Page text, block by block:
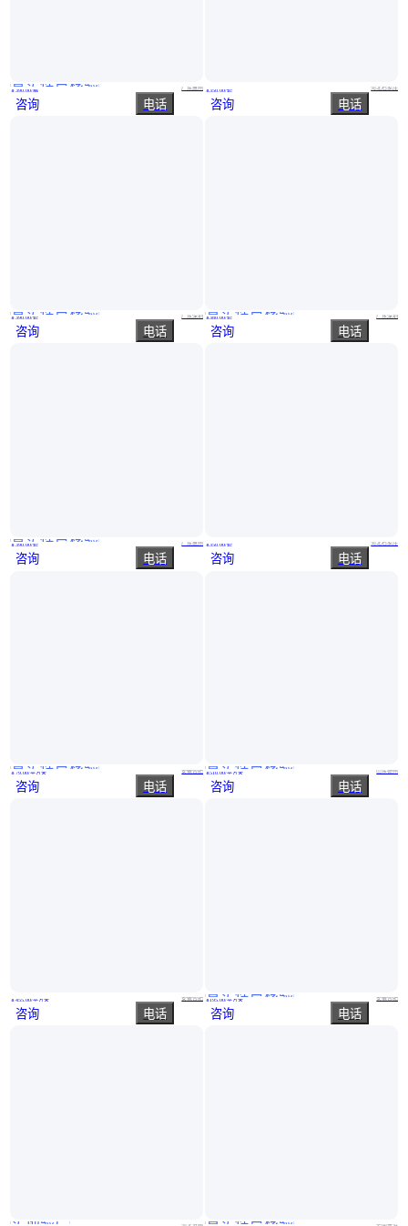
庄仕美创门业 定做 出租房公寓简约碳晶生态木门
真实性已核验
￥ 390.00/扇 广东惠州
咨询 电话
零度简约碳晶板科技木门 住宅 |室内门 静音无醛 庄仕美创门业
真实性已核验
￥ 390.00/套 广东深圳
咨询 电话
庄仕美日门业 定做 饭厅茶馆室内防盗美学碳晶科技木门
真实性已核验
￥390.00/套 广东惠州
咨询 电话
吉运祥 泄爆窗防暴门 抗冲击波安全设施 自闭逃生
真实性已核验
￥ 79.00/平方米 安徽合肥
咨询 电话
￥455.00/平方米 安徽合肥
咨询 电话
德耀发 储藏室门 钢质地 下室 单板门 款式多样 美观大方
实地验厂
￥350 .00/套 河北石家庄
咨询 电话
旅馆客房原木生态门 工程室内多层板科技免漆木门 庄仕美日门业
真实性已核验
￥380 .00/套 广东深圳
咨询 电话
￥350.00/套 河北石家庄
咨询 电话
钢制医院病房门 平开样式 医院门图片 森森钢制门厂家
真实性已核验
￥510 .00/平方米 山东德州
咨询 电话
吉运祥影视城门 隔音隔声效果佳 防火防盗 密封良好
真实性已核验
￥195 .00/平方米 安徽合肥
咨询 电话
地下室储藏室门 经久耐用 款式新颖 诚达 货源充足
真实性已核验